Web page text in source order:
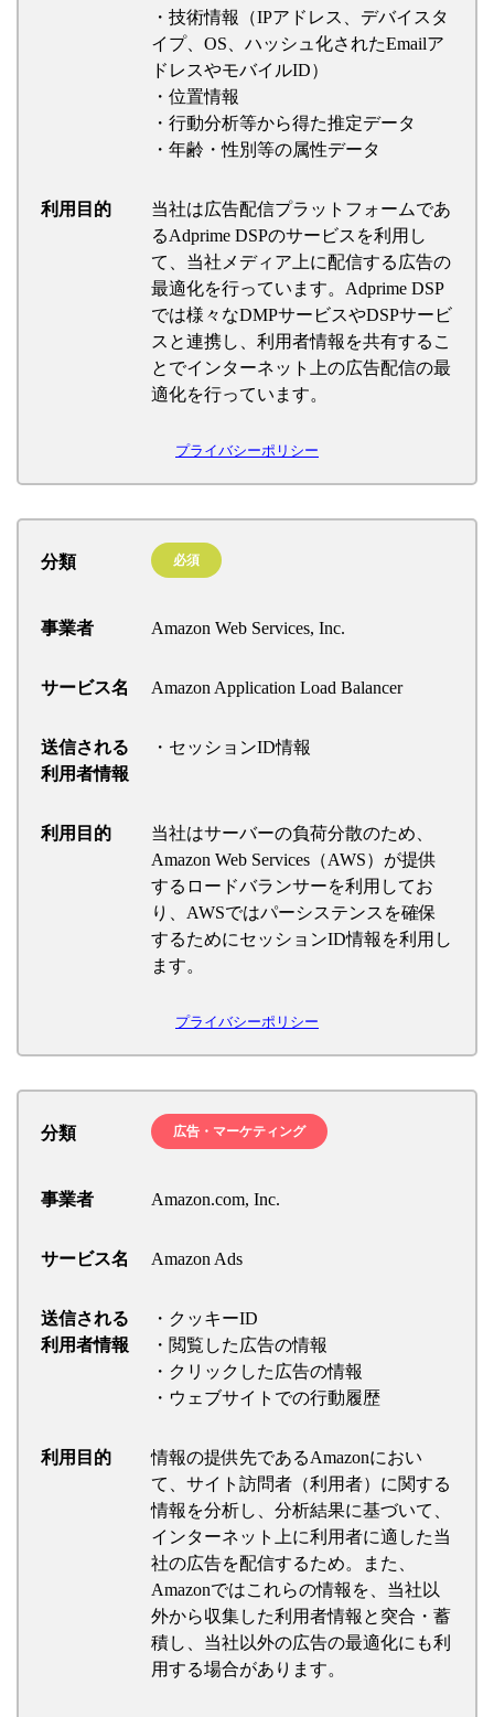
・技術情報（IPアドレス、デバイスタ
イプ、OS、ハッシュ化されたEmailア
ドレスやモバイルID）
・位置情報
・行動分析等から得た推定データ
・年齢・性別等の属性データ
利用目的
当社は広告配信プラットフォームであ
るAdprime DSPのサービスを利用し
て、当社メディア上に配信する広告の
最適化を行っています。Adprime DSP
では様々なDMPサービスやDSPサービ
スと連携し、利用者情報を共有するこ
とでインターネット上の広告配信の最
適化を行っています。
プライバシーポリシー
分類 必須
事業者 Amazon Web Services, Inc.
サービス名 Amazon Application Load Balancer
送信される
利用者情報
・セッションID情報
利用目的
当社はサーバーの負荷分散のため、
Amazon Web Services（AWS）が提供
するロードバランサーを利用してお
り、AWSではパーシステンスを確保
するためにセッションID情報を利用し
ます。
プライバシーポリシー
分類 広告・マーケティング
事業者 Amazon.com, Inc.
サービス名 Amazon Ads
送信される
利用者情報
・クッキーID
・閲覧した広告の情報
・クリックした広告の情報
・ウェブサイトでの行動履歴
利用目的
情報の提供先であるAmazonにおい
て、サイト訪問者（利用者）に関する
情報を分析し、分析結果に基づいて、
インターネット上に利用者に適した当
社の広告を配信するため。また、
Amazonではこれらの情報を、当社以
外から収集した利用者情報と突合・蓄
積し、当社以外の広告の最適化にも利
用する場合があります。